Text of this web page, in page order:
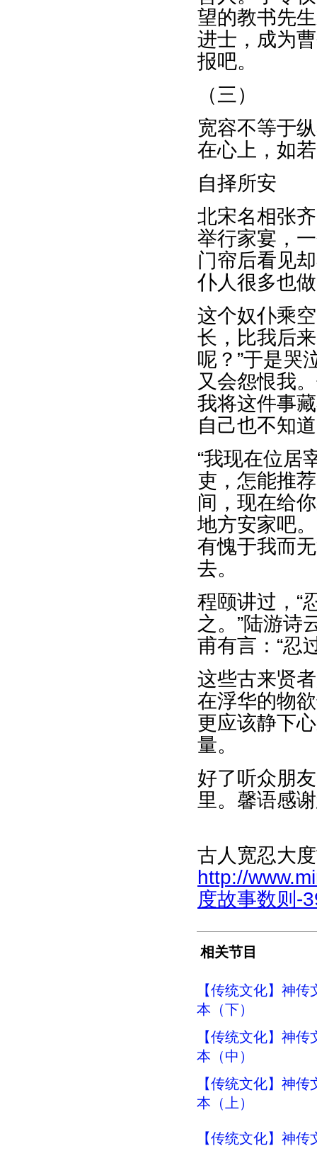
望的教书先
进士，成为
报吧。
（三）
宽容不等于
在心上，如
自择所安
北宋名相张
举行家宴，
门帘后看见
仆人很多也
这个奴仆乘
长，比我后
呢？”于是哭
又会怨恨我
我将这件事
自己也不知
“我现在位居
吏，怎能推
间，现在给
地方安家吧
有愧于我而
去。
程颐讲过，“
之。”陆游诗
甫有言：“忍
这些古来贤
在浮华的物
更应该静下
量。
好了听众朋
里。馨语感
古人宽忍大
http://
度故事数则-
相关节目
【传统文化】神
本（下）
【传统文化】神
本（中）
【传统文化】神
本（上）
【传统文化】神